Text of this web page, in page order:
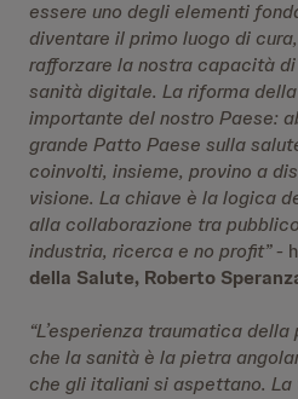
essere uno degli elementi
diventare il primo luogo di
rafforzare la nostra capacità
sanità digitale. La riforma
importante del nostro Paese:
grande Patto Paese sulla
coinvolti, insieme, provino a
visione. La chiave è la logica
alla collaborazione tra
industria, ricerca e no profit” -
della Salute, Roberto
“L’esperienza traumatica
che la sanità è la pietra
che gli italiani si aspettano.